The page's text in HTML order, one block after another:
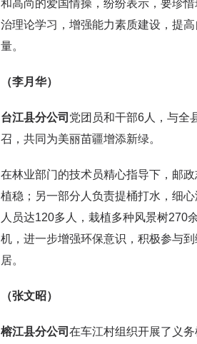
和高尚的爱国情操，纷纷表示，要珍
治理论学习，增强能力素质建设，提
量。
（李月华）
台江县分公司 党团员和干部6人，与全
召，共同为美丽苗疆增添新绿。
在林业部门的技术员精心指导下，邮
植稳；另一部分人负责提桶打水，细
人员达120多人，栽植多种风景树270
机，进一步增强环保意识，积极参与
居。
（张文昭）
榕江县分公司 在车江村组织开展了义